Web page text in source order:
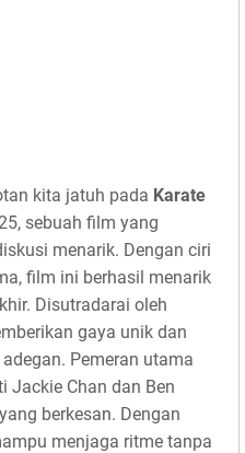
kita jatuh pada Karate
sebuah film yang
menarik. Dengan ciri
film ini berhasil menarik
Disutradarai oleh
gaya unik dan
Pemeran utama
Jackie Chan dan Ben
berkesan. Dengan
menjaga ritme tanpa